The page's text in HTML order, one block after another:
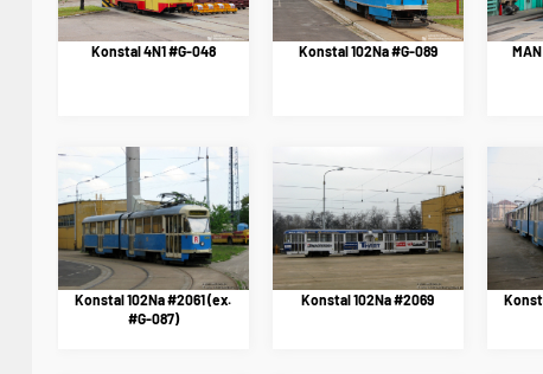
Konstal 4N1 #G-048 Konstal 102Na #G-089
Konstal 102Na #2061 (ex.
#G-087)
Konstal 102Na #2069